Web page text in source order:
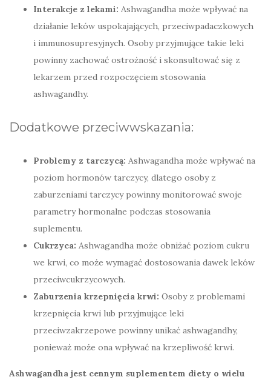
Interakcje z lekami: Ashwagandha może wpływać na
działanie leków uspokajających, przeciwpadaczkowych
i immunosupresyjnych. Osoby przyjmujące takie leki
powinny zachować ostrożność i skonsultować się z
lekarzem przed rozpoczęciem stosowania
ashwagandhy.
Dodatkowe przeciwwskazania:
Problemy z tarczycą: Ashwagandha może wpływać na
poziom hormonów tarczycy, dlatego osoby z
zaburzeniami tarczycy powinny monitorować swoje
parametry hormonalne podczas stosowania
suplementu.
Cukrzyca: Ashwagandha może obniżać poziom cukru
we krwi, co może wymagać dostosowania dawek leków
przeciwcukrzycowych.
Zaburzenia krzepnięcia krwi: Osoby z problemami
krzepnięcia krwi lub przyjmujące leki
przeciwzakrzepowe powinny unikać ashwagandhy,
ponieważ może ona wpływać na krzepliwość krwi.
Ashwagandha jest cennym suplementem diety o wielu